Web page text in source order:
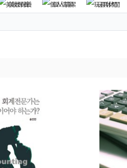
美妝保養 個人清潔 玩具休閒